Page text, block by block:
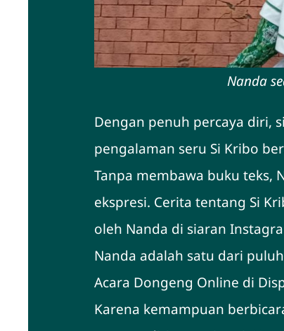
Nanda
Dengan penuh percaya diri,
pengalaman seru Si Kribo
Tanpa membawa buku teks,
ekspresi. Cerita tentang Si
oleh Nanda di siaran
Nanda adalah satu dari
Acara Dongeng Online di
Karena kemampuan